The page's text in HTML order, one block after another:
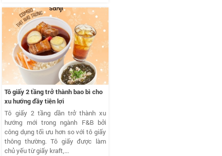
Tô giấy 2 tầng trở thành bao bì cho
xu hướng đầy tiện lợi
Tô giấy 2 tầng dần trở thành xu
hướng mới trong ngành F&B bởi
công dụng tối ưu hơn so với tô giấy
thông thường. Tô giấy được làm
chủ yếu từ giấy kraft,...